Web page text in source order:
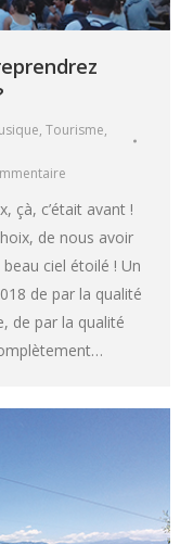
, Tourisme,
çà, c’était avant !
de nous avoir
ciel étoilé ! Un
de par la qualité
de par la qualité